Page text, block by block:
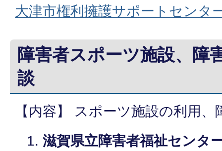
大津市権利擁護サポートセンタ
障害者スポーツ施設、障
談
【内容】 スポーツ施設の利用
滋賀県立障害者福祉センタ